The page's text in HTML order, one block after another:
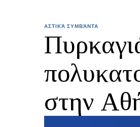
ΑΣΤΙΚΆ ΣΥΜΒΆΝΤΑ
στην